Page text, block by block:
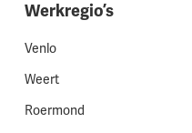
Werkregio’s
Venlo
Weert
Roermond